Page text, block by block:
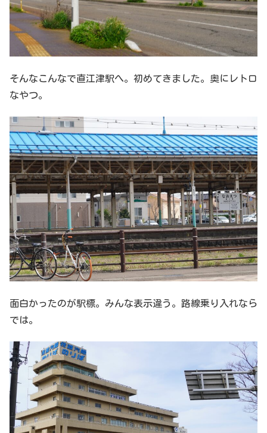
そんなこんなで直江津駅へ。初めてきました。奥にレトロ
なやつ。
面白かったのが駅標。みんな表示違う。路線乗り入れなら
では。